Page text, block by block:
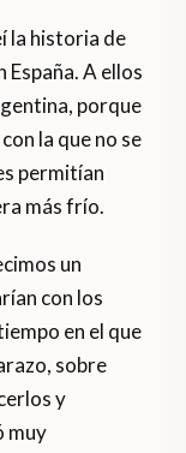
la historia de
España. A ellos
porque
la que no se
permitían
más frío.
un
con los
en el que
sobre
y
muy